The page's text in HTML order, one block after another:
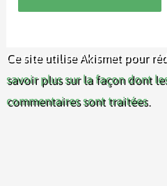
Ce site utilise Akismet pour
savoir plus sur la façon dont
commentaires sont traitées.